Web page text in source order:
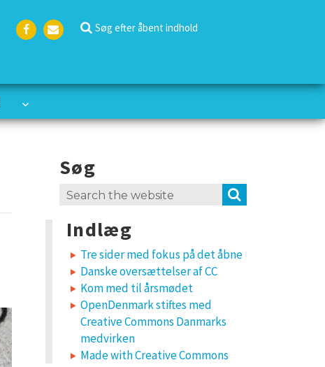
k
Søg efter åbent indhold
Søg
Search
Indlæg
Tre sider med fokus på det åbne
Danske oversættelser af CC
Kom med til årsmødet
OpenDenmark stiftes med
Creative Commons Danmarks
medvirken
Made with Creative Commons